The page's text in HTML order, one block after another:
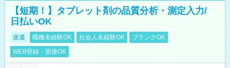
【短期！】タブレット剤の品質分析・測定入力/
日払いOK
派遣 職種未経験OK 社会人未経験OK
ブランクOK
WEB登録・面接OK